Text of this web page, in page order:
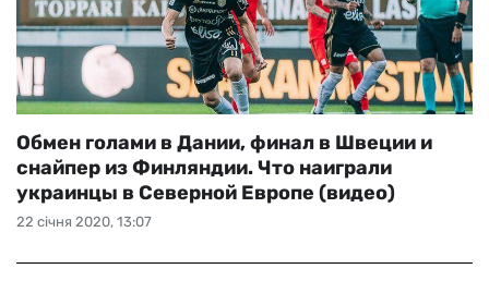
22 січня 2020, 13:07
Обмен голами в Дании, финал в Швеции и
снайпер из Финляндии. Что наиграли
украинцы в Северной Европе (видео)